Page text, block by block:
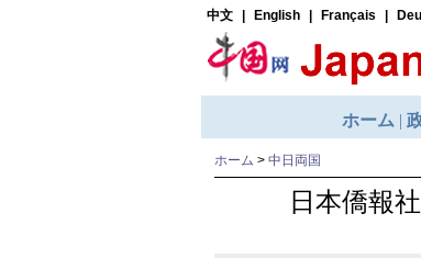
ホーム > 中日両国
日本僑報